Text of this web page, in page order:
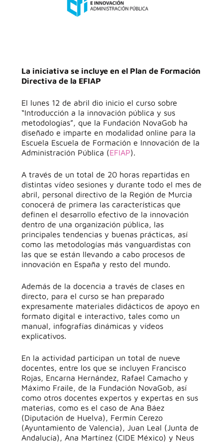
La iniciativa se incluye en el Plan de Formación
Directiva de la EFIAP
El lunes 12 de abril dio inicio el curso sobre
“Introducción a la innovación pública y sus
metodologías”, que la Fundación NovaGob ha
diseñado e imparte en modalidad online para la
Escuela Escuela de Formación e Innovación de la
Administración Pública (EFIAP).
A través de un total de 20 horas repartidas en
distintas vídeo sesiones y durante todo el mes de
abril, personal directivo de la Región de Murcia
conocerá de primera las características que
definen el desarrollo efectivo de la innovación
dentro de una organización pública, las
principales tendencias y buenas prácticas, así
como las metodologías más vanguardistas con
las que se están llevando a cabo procesos de
innovación en España y resto del mundo.
Además de la docencia a través de clases en
directo, para el curso se han preparado
expresamente materiales didácticos de apoyo en
formato digital e interactivo, tales como un
manual, infografías dinámicas y vídeos
explicativos.
En la actividad participan un total de nueve
docentes, entre los que se incluyen Francisco
Rojas, Encarna Hernández, Rafael Camacho y
Máximo Fraile, de la Fundación NovaGob, así
como otros docentes expertos y expertas en sus
materias, como es el caso de Ana Báez
(Diputación de Huelva), Fermín Cerezo
(Ayuntamiento de Valencia), Juan Leal (Junta de
Andalucía), Ana Martínez (CIDE México) y Neus